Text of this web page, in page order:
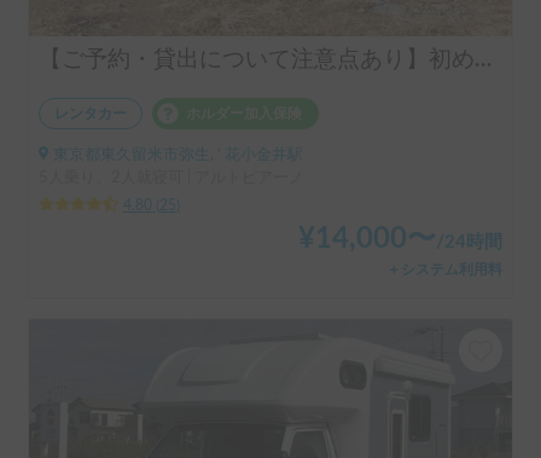
【ご予約・貸出について注意点あり】初めての車中泊は冷蔵or冷凍庫付きアルトピアーノで決まり！！当店のキャンピングレンタカーは【ペット同乗可能！５人乗り！大人２名就寝可能。 安心のトヨタ正規ディーラーレンタル！！】 アルトピアーノで愛犬との車中泊旅にピッタリ🐶ペット/初心者大歓迎🔰/音楽フェス等などなどご利用ください。コンパクトで運転しやすいキャンピングカー🚐
レンタカー
東京都東久留米市弥生, ' 花小金井駅
4.80
25
¥ 14,000〜 /24時間
＋システム利用料